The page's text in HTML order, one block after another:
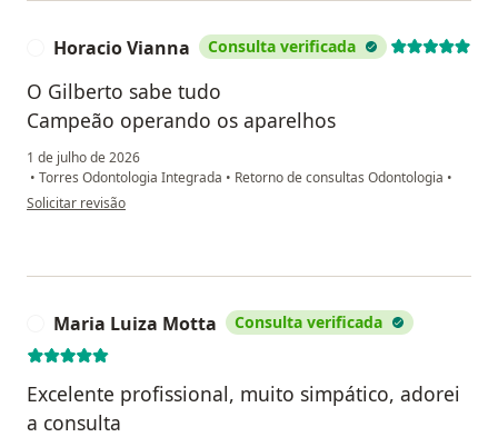
Horacio Vianna Consulta verificada
O Gilberto sabe tudo
Campeão operando os aparelhos
1 de julho de 2026
• Torres Odontologia Integrada • Retorno de consultas Odontologia •
na opinião do utilizador Horacio Vianna
Solicitar revisão
Maria Luiza Motta Consulta verificada
Excelente profissional, muito simpático, adorei
a consulta